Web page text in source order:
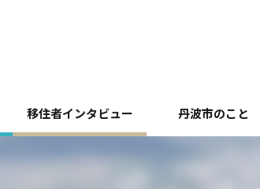
移住者インタビュー 丹波市のこと